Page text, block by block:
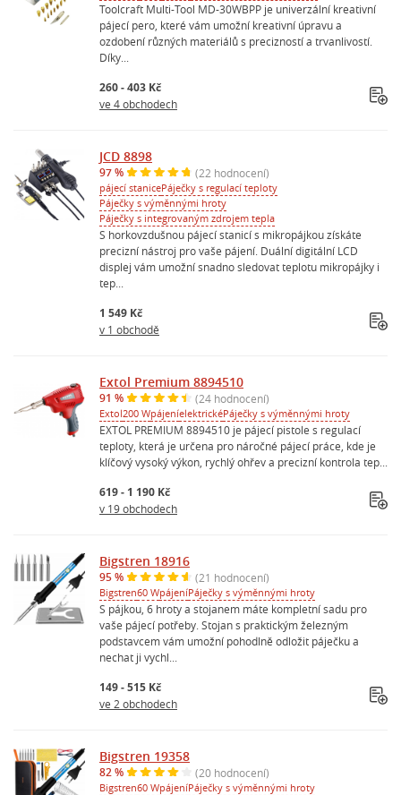
Toolcraft Multi-Tool MD-30WBPP je univerzální kreativní
pájecí pero, které vám umožní kreativní úpravu a
ozdobení různých materiálů s precizností a trvanlivostí.
Díky...
260 - 403 Kč
ve 4 obchodech
JCD 8898
97 % (22 hodnocení)
pájecí stanicePáječky s regulací teploty
Páječky s výměnnými hroty
Páječky s integrovaným zdrojem tepla
S horkovzdušnou pájecí stanicí s mikropájkou získáte
precizní nástroj pro vaše pájení. Duální digitální LCD
displej vám umožní snadno sledovat teplotu mikropájky i
tep...
1 549 Kč
v 1 obchodě
Extol Premium 8894510
91 % (24 hodnocení)
Extol200 WpájeníelektrickéPáječky s výměnnými hroty
EXTOL PREMIUM 8894510 je pájecí pistole s regulací
teploty, která je určena pro náročné pájecí práce, kde je
klíčový vysoký výkon, rychlý ohřev a precizní kontrola tep...
619 - 1 190 Kč
v 19 obchodech
Bigstren 18916
95 % (21 hodnocení)
Bigstren60 WpájeníPáječky s výměnnými hroty
S pájkou, 6 hroty a stojanem máte kompletní sadu pro
vaše pájecí potřeby. Stojan s praktickým železným
podstavcem vám umožní pohodlně odložit páječku a
nechat ji vychl...
149 - 515 Kč
ve 2 obchodech
Bigstren 19358
82 % (20 hodnocení)
Bigstren60 WpájeníPáječky s výměnnými hroty